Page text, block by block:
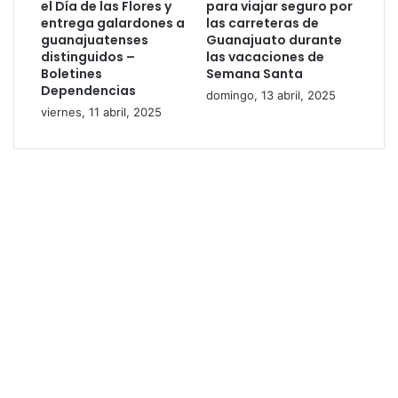
el Día de las Flores y
entrega galardones a
guanajuatenses
distinguidos –
Boletines
Dependencias
viernes, 11 abril, 2025
para viajar seguro por
las carreteras de
Guanajuato durante
las vacaciones de
Semana Santa
domingo, 13 abril, 2025